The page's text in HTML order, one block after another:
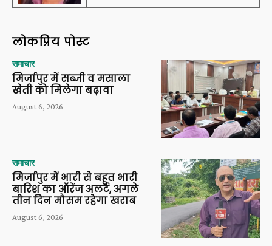
लोकप्रिय पोस्ट
समाचार
मिर्जापुर में सब्जी व मसाला
खेती को मिलेगा बढ़ावा
August 6, 2026
समाचार
मिर्जापुर में भारी से बहुत भारी
बारिश का ऑरेंज अलर्ट, अगले
तीन दिन मौसम रहेगा खराब
August 6, 2026